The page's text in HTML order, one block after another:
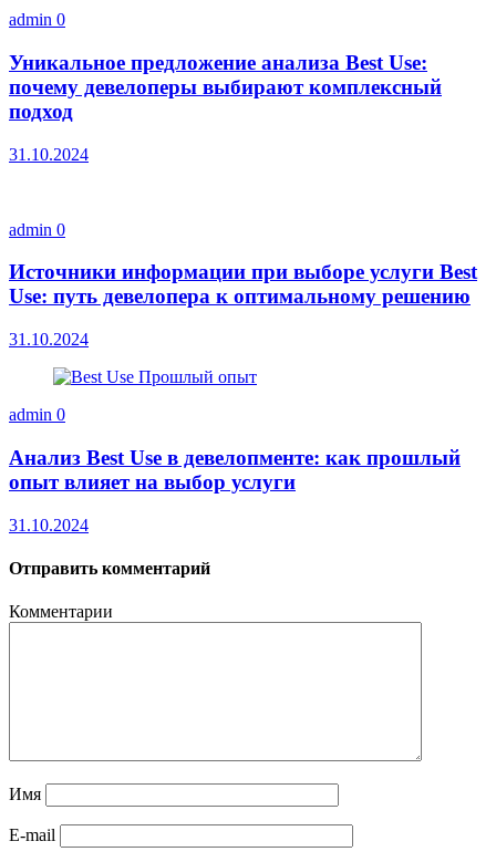
admin 0
Уникальное предложение анализа Best Use:
почему девелоперы выбирают комплексный
подход
31.10.2024
admin 0
Источники информации при выборе услуги Best
Use: путь девелопера к оптимальному решению
31.10.2024
admin 0
Анализ Best Use в девелопменте: как прошлый
опыт влияет на выбор услуги
31.10.2024
Отправить комментарий
Комментарии
Имя
E-mail